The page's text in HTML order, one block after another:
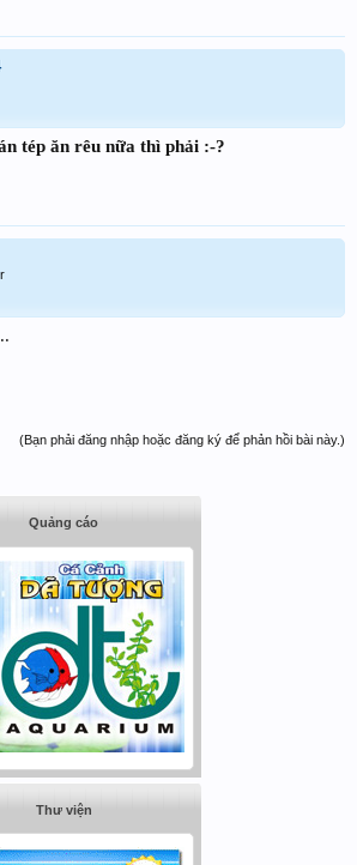
tép ăn rêu nữa thì phải :-?
(Bạn phải đăng nhập hoặc đăng ký để phản hồi bài này.)
Quảng cáo
Thư viện